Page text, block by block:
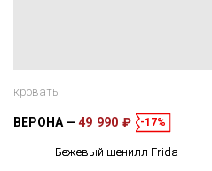
кровать
ВЕРОНА 49 990 ₽ -17%
Бежевый шенилл Frida